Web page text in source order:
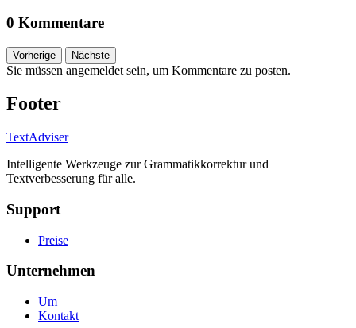
0 Kommentare
Vorherige Nächste
Sie müssen angemeldet sein, um Kommentare zu posten.
Footer
TextAdviser
Intelligente Werkzeuge zur Grammatikkorrektur und
Textverbesserung für alle.
Support
Preise
Unternehmen
Um
Kontakt